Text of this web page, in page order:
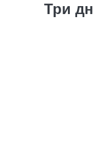
Три